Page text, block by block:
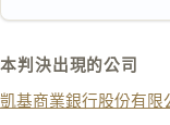
本判決出現的公司
凱基商業銀行股份有